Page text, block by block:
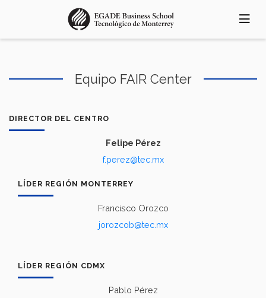
principal
Equipo FAIR Center
DIRECTOR DEL CENTRO
Felipe Pérez
f.perez@tec.mx
LÍDER REGIÓN MONTERREY
Francisco Orozco
jorozcob@tec.mx
LÍDER REGIÓN CDMX
Pablo Pérez